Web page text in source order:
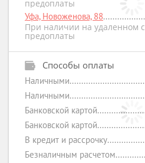
предоплаты
Уфа, Новоженова, 88
При наличии на удаленном
предоплаты
Способы оплаты
Наличными
Наличными
Банковской картой
Банковской картой
В кредит и рассрочку
Безналичным расчетом